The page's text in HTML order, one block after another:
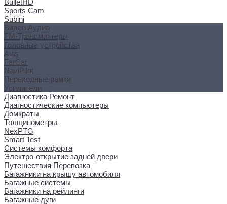
Sports Cam
Subini
Видео Аудио
FM-Трансмиттеры
Головные устройства
Avis
FarCar
NaviPilot
Переходные рамки
Усилители
Диагностика Ремонт
Диагностические компьютеры
Домкраты
Толщинометры
NexPTG
Smart Test
Системы комфорта
Электро-открытие задней двери
Путешествия Перевозка
Багажники на крышу автомобиля
Багажные системы
Багажники на рейлинги
Багажные дуги